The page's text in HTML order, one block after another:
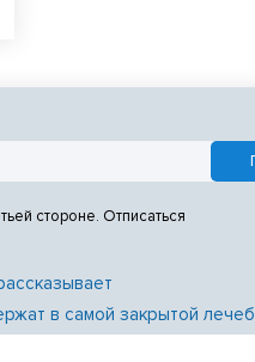
стороне. Отписаться
в самой закрытой